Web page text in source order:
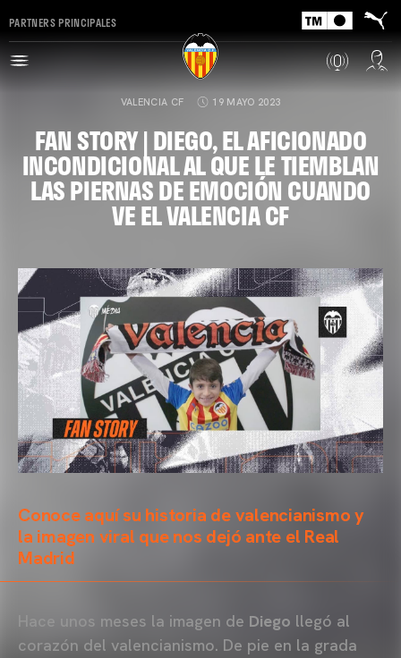
PARTNERS PRINCIPALES
VALENCIA CF 19 MAYO 2023
FAN STORY | DIEGO, EL AFICIONADO
INCONDICIONAL AL QUE LE TIEMBLAN
LAS PIERNAS DE EMOCIÓN CUANDO
VE EL VALENCIA CF
Conoce aquí su historia de valencianismo y
la imagen viral que nos dejó ante el Real
Madrid
Hace unos meses la imagen de Diego llegó al
corazón del valencianismo. De pie en la grada